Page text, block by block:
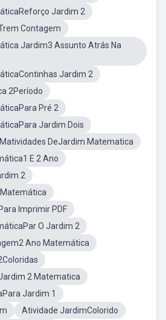
Jardim 2
Contagem
Jardim3 Assunto Atrás Na
Jardim 2
2Período
Pré 2
Jardim Dois
Matividades DeJardim Matematica
E 2 Ano
2
Imprimir PDF
O Jardim 2
Ano Matemática
2 Matematica
Jardim 1
Atividade JardimColorido